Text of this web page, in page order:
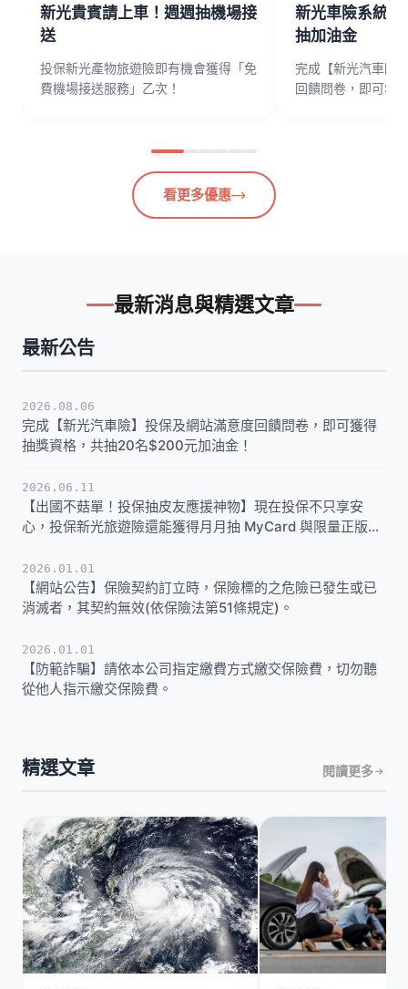
新光貴賓請上車！週週抽機場接
送
投保新光產物旅遊險即有機會獲得「免
費機場接送服務」乙次！
新光車險系統
抽加油金
完成【新光汽車險
回饋問卷，即可
看更多優惠
最新消息與精選文章
最新公告
2026.08.06
完成【新光汽車險】投保及網站滿意度回饋問卷，即可獲得
抽獎資格，共抽20名$200元加油金！
2026.06.11
【出國不菇單！投保抽皮友應援神物】現在投保不只享安
心，投保新光旅遊險還能獲得月月抽 MyCard 與限量正版實
2026.01.01
【網站公告】保險契約訂立時，保險標的之危險已發生或已
消滅者，其契約無效(依保險法第51條規定)。
2026.01.01
【防範詐騙】請依本公司指定繳費方式繳交保險費，切勿聽
從他人指示繳交保險費。
精選文章 閱讀更多